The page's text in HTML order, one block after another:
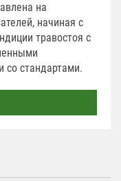
на
начиная с
травостоя с
со стандартами.